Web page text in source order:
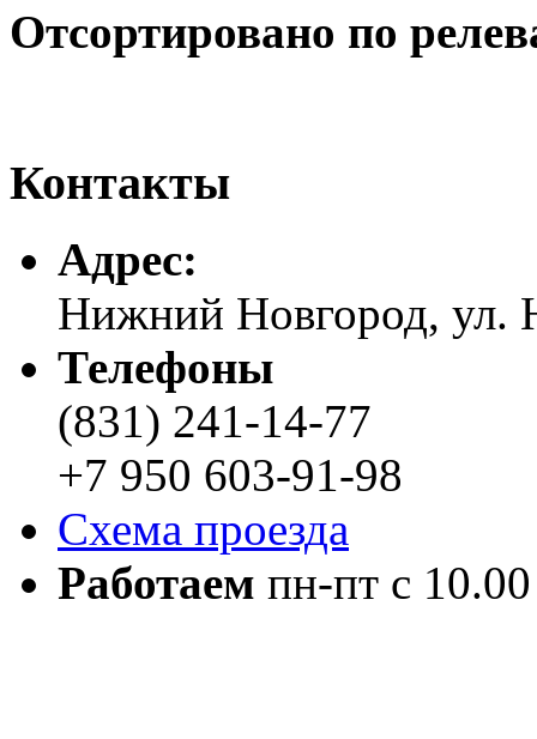
Отсортировано по
Контакты
Адреc:
Нижний Новгород, ул.
Телефоны
(831) 241-14-77
+7 950 603-91-98
Схема проезда
Работаем пн-пт с